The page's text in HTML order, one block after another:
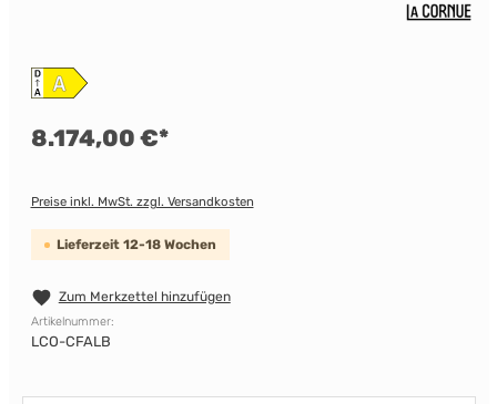
8.174,00 €*
Preise inkl. MwSt. zzgl. Versandkosten
Lieferzeit 12-18 Wochen
Zum Merkzettel hinzufügen
Artikelnummer:
LCO-CFALB